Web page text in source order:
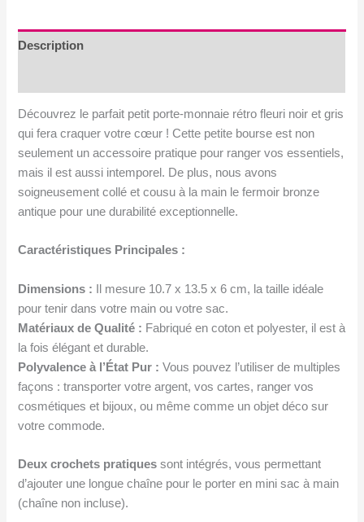
Fermoir
Description
Découvrez le parfait petit porte-monnaie rétro fleuri noir et gris
qui fera craquer votre cœur ! Cette petite bourse est non
seulement un accessoire pratique pour ranger vos essentiels,
mais il est aussi intemporel. De plus, nous avons
soigneusement collé et cousu à la main le fermoir bronze
antique pour une durabilité exceptionnelle.
Caractéristiques Principales :
Dimensions : Il mesure 10.7 x 13.5 x 6 cm, la taille idéale
pour tenir dans votre main ou votre sac.
Matériaux de Qualité : Fabriqué en coton et polyester, il est à
la fois élégant et durable.
Polyvalence à l’État Pur : Vous pouvez l’utiliser de multiples
façons : transporter votre argent, vos cartes, ranger vos
cosmétiques et bijoux, ou même comme un objet déco sur
votre commode.
Deux crochets pratiques sont intégrés, vous permettant
d’ajouter une longue chaîne pour le porter en mini sac à main
(chaîne non incluse).